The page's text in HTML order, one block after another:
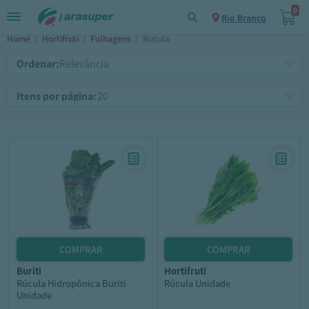
Rio Branco
0
Home / Hortifruti / Folhagens / Rucula
Ordenar:
Itens por página:
buriti
Rúcula Hidropônica Buriti
Unidade
hortifruti
Rúcula Unidade